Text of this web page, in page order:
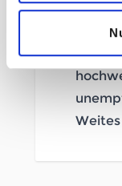
Das
Weites